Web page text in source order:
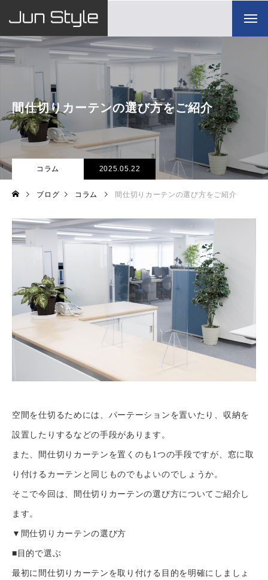
間仕切りカーテンの選び方をご紹介
コラム 2025.05.22
ブログ コラム 間仕切りカーテンの選び方をご紹介
空間を仕切るためには、パーテーションを置いたり、収納を
設置したりするなどの手段があります。
また、間仕切りカーテンを置くのも1つの手段ですが、窓に取
り付けるカーテンと同じものでもよいのでしょうか。
そこで今回は、間仕切りカーテンの選び方についてご紹介し
ます。
▼間仕切りカーテンの選び方
■目的で選ぶ
最初に間仕切りカーテンを取り付ける目的を明確にしましょ